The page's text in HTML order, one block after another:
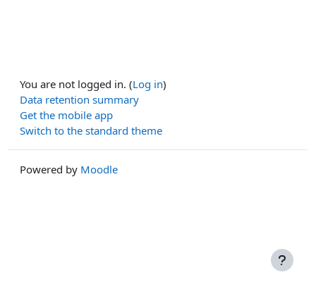
You are not logged in. (Log in)
Data retention summary
Get the mobile app
Switch to the standard theme
Powered by Moodle